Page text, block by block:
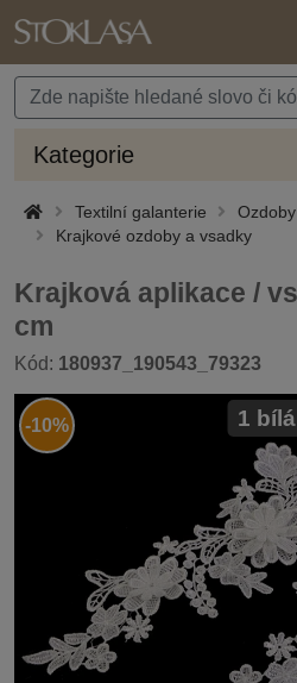
Kategorie
Textilní galanterie
Krajkové ozdoby a vsadky
Krajková aplikace /
cm
Kód: 180937_190543_79323
-10% 1 bílá